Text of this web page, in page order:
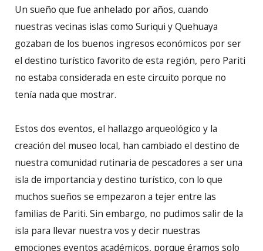
Un sueño que fue anhelado por años, cuando
nuestras vecinas islas como Suriqui y Quehuaya
gozaban de los buenos ingresos económicos por ser
el destino turístico favorito de esta región, pero Pariti
no estaba considerada en este circuito porque no
tenía nada que mostrar.
Estos dos eventos, el hallazgo arqueológico y la
creación del museo local, han cambiado el destino de
nuestra comunidad rutinaria de pescadores a ser una
isla de importancia y destino turístico, con lo que
muchos sueños se empezaron a tejer entre las
familias de Pariti. Sin embargo, no pudimos salir de la
isla para llevar nuestra vos y decir nuestras
emociones eventos académicos, porque éramos solo